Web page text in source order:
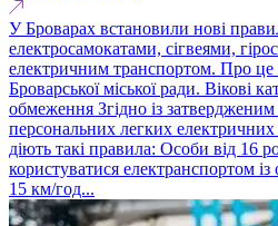
У Броварах встановили нові
електросамокатами, сігвеями,
електричним транспортом. Про це
Броварської міської ради. Вікові
обмеження Згідно із
персональних легких електричних
діють такі правила: Особи від 16
користуватися електранспортом
15 км/год...